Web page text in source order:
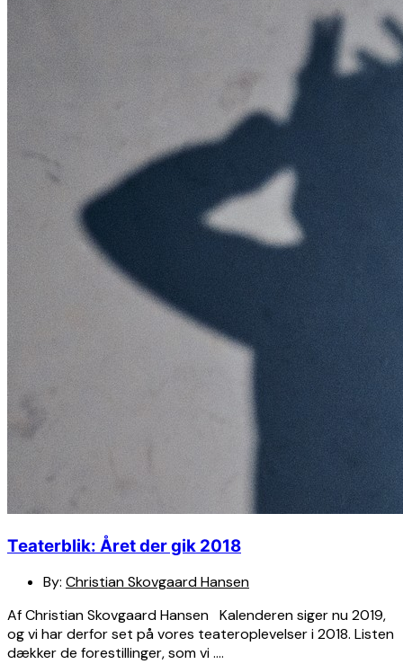
Teaterblik: Året der gik 2018
By: Christian Skovgaard Hansen
Af Christian Skovgaard Hansen Kalenderen siger nu 2019,
og vi har derfor set på vores teateroplevelser i 2018. Listen
dækker de forestillinger, som vi ….